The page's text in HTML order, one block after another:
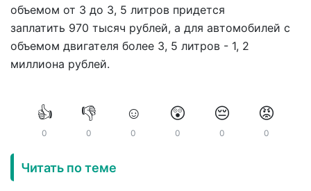
объемом от 3 до 3, 5 литров придется
заплатить 970 тысяч рублей, а для автомобилей с
объемом двигателя более 3, 5 литров - 1, 2
миллиона рублей.
👍
0
👎
0
☺️
0
😲
0
😔
0
😡
0
Читать по теме